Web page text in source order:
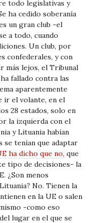
todo legislativas y
ha cedido soberanía
un gran club -el
a todo, cuando
Un club, por
confederales, y con
más lejos, el Tribunal
fallado contra las
aparentemente
ir el volante, en el
28 estados, solo en
la izquierda con el
y Lituania habían
se tenían que adaptar
ha dicho que no, que
tipo de decisiones- la
¿Son menos
No. Tienen la
en la UE o salen
-como eso
lugar en el que se